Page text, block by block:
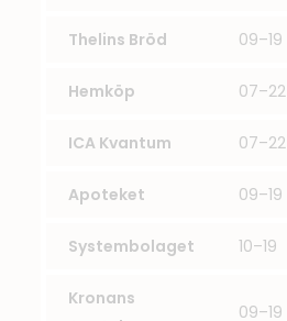
Thelins Bröd 09–19
Hemköp 07–22
ICA Kvantum 07–22
Apoteket 09–19
Systembolaget 10–19
Kronans
09–19